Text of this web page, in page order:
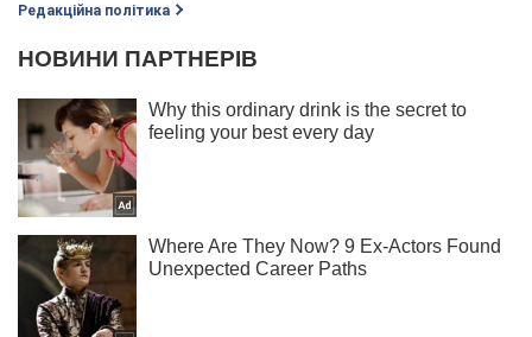
Редакційна політика